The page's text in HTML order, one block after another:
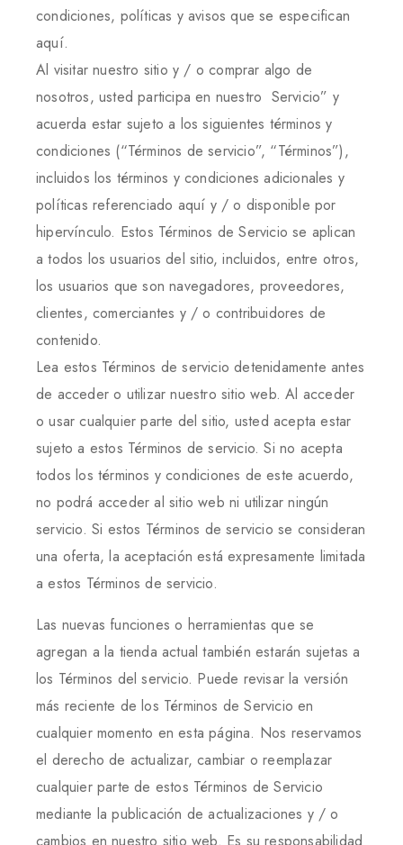
condiciones, políticas y avisos que se especifican
aquí.
Al visitar nuestro sitio y / o comprar algo de
nosotros, usted participa en nuestro Servicio” y
acuerda estar sujeto a los siguientes términos y
condiciones (“Términos de servicio”, “Términos”),
incluidos los términos y condiciones adicionales y
políticas referenciado aquí y / o disponible por
hipervínculo. Estos Términos de Servicio se aplican
a todos los usuarios del sitio, incluidos, entre otros,
los usuarios que son navegadores, proveedores,
clientes, comerciantes y / o contribuidores de
contenido.
Lea estos Términos de servicio detenidamente antes
de acceder o utilizar nuestro sitio web. Al acceder
o usar cualquier parte del sitio, usted acepta estar
sujeto a estos Términos de servicio. Si no acepta
todos los términos y condiciones de este acuerdo,
no podrá acceder al sitio web ni utilizar ningún
servicio. Si estos Términos de servicio se consideran
una oferta, la aceptación está expresamente limitada
a estos Términos de servicio.
Las nuevas funciones o herramientas que se
agregan a la tienda actual también estarán sujetas a
los Términos del servicio. Puede revisar la versión
más reciente de los Términos de Servicio en
cualquier momento en esta página. Nos reservamos
el derecho de actualizar, cambiar o reemplazar
cualquier parte de estos Términos de Servicio
mediante la publicación de actualizaciones y / o
cambios en nuestro sitio web. Es su responsabilidad